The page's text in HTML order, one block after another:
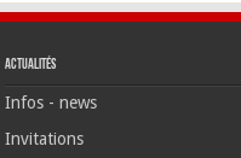
Actualités
Infos - news
Invitations